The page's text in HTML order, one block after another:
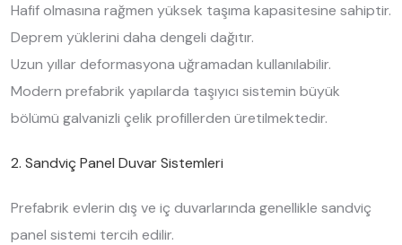
Hafif olmasına rağmen yüksek taşıma kapasitesine sahiptir.
Deprem yüklerini daha dengeli dağıtır.
Uzun yıllar deformasyona uğramadan kullanılabilir.
Modern prefabrik yapılarda taşıyıcı sistemin büyük
bölümü galvanizli çelik profillerden üretilmektedir.
2. Sandviç Panel Duvar Sistemleri
Prefabrik evlerin dış ve iç duvarlarında genellikle sandviç
panel sistemi tercih edilir.